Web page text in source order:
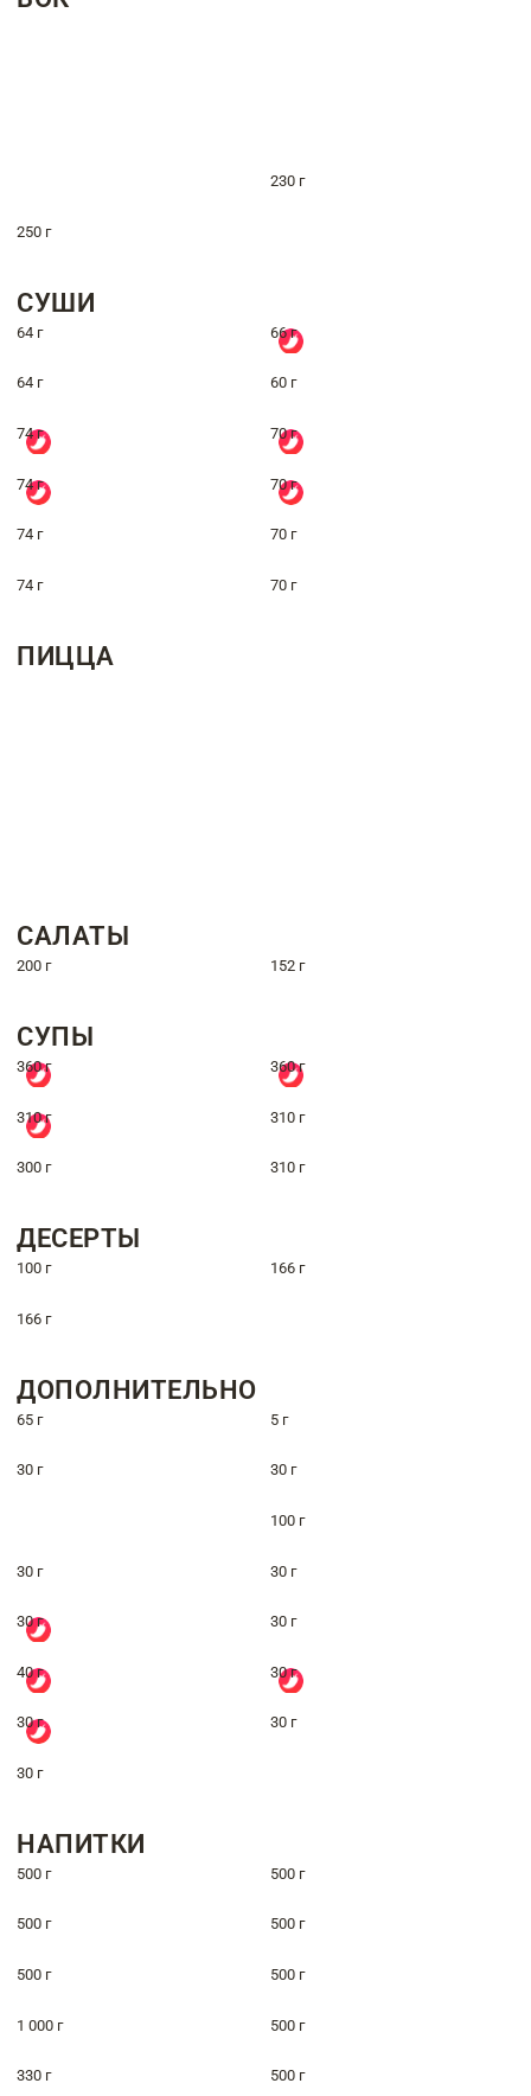
230 г
250 г
СУШИ
64 г 66 г
64 г 60 г
74 г 70 г
74 г 70 г
74 г 70 г
74 г 70 г
ПИЦЦА
САЛАТЫ
200 г 152 г
СУПЫ
360 г 360 г
310 г 310 г
300 г 310 г
ДЕСЕРТЫ
100 г 166 г
166 г
ДОПОЛНИТЕЛЬНО
65 г 5 г
30 г 30 г
100 г
30 г 30 г
30 г 30 г
40 г 30 г
30 г 30 г
30 г
НАПИТКИ
500 г 500 г
500 г 500 г
500 г 500 г
1 000 г 500 г
330 г 500 г